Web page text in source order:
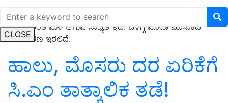
CLOSE
ಬೆಂಗಳೂರಿನಲ್ಲಿ ಮೋಡ ಕವಿದ ವಾತಾವರಣ ಇರಲಿದ್ದು, ಅಲ್ಲಲ್ಲಿ
ಚುದುರಿದಂತೆ ಮಳೆ ಆಗುವ ಸಾಧ್ಯತೆ ಇದೆ. ಬೆಳಿಗ್ಗೆ ಮೋಡ ಮುಸುಕಿದ
ವಾತಾವರಣ ಇರಲಿದೆ.
ಹಾಲು, ಮೊಸರು ದರ ಏರಿಕೆಗೆ
ಸಿ.ಎಂ ತಾತ್ಕಾಲಿಕ ತಡೆ!